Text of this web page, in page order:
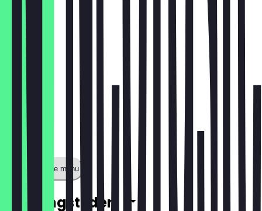
£ 9,99
Toon volledige menu
Openingstijden